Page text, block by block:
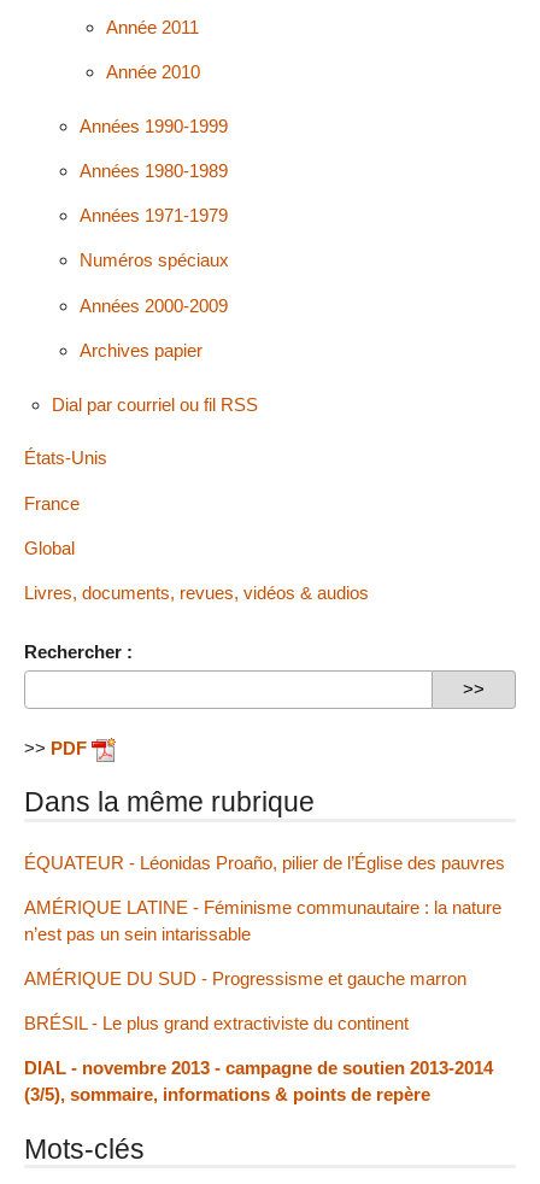
Année 2011
Année 2010
Années 1990-1999
Années 1980-1989
Années 1971-1979
Numéros spéciaux
Années 2000-2009
Archives papier
Dial par courriel ou fil RSS
États-Unis
France
Global
Livres, documents, revues, vidéos & audios
Rechercher :
>> PDF
Dans la même rubrique
ÉQUATEUR - Léonidas Proaño, pilier de l’Église des pauvres
AMÉRIQUE LATINE - Féminisme communautaire : la nature
n’est pas un sein intarissable
AMÉRIQUE DU SUD - Progressisme et gauche marron
BRÉSIL - Le plus grand extractiviste du continent
DIAL - novembre 2013 - campagne de soutien 2013-2014
(3/5), sommaire, informations & points de repère
Mots-clés